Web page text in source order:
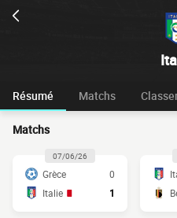
Résumé Matchs
Matchs
07/06/26
Grèce
0
Italie
1